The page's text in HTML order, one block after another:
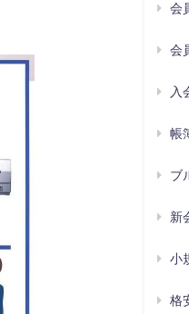
会
会
入
帳
ブ
新
小
格